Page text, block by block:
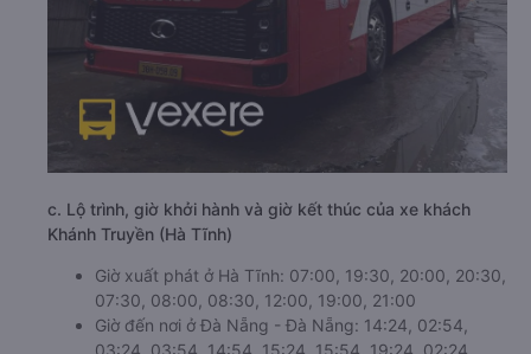
c. Lộ trình, giờ khởi hành và giờ kết thúc của xe khách
Khánh Truyền (Hà Tĩnh)
Giờ xuất phát ở Hà Tĩnh: 07:00, 19:30, 20:00, 20:30,
07:30, 08:00, 08:30, 12:00, 19:00, 21:00
Giờ đến nơi ở Đà Nẵng - Đà Nẵng: 14:24, 02:54,
03:24, 03:54, 14:54, 15:24, 15:54, 19:24, 02:24,